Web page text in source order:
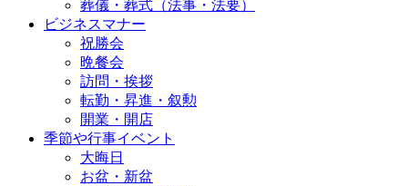
葬儀・葬式（法事・法要）
ビジネスマナー
祝勝会
晩餐会
訪問・挨拶
転勤・昇進・叙勲
開業・開店
季節や行事イベント
大晦日
お盆・新盆